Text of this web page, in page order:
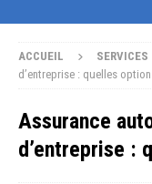
ACCUEIL SERVICES
d’entreprise : quelles
Assurance
d’entreprise :